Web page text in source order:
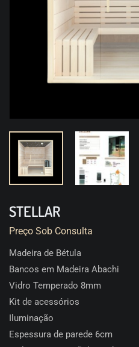
STELLAR
Preço Sob Consulta
Madeira de Bétula
Bancos em Madeira Abachi
Vidro Temperado 8mm
Kit de acessórios
Iluminação
Espessura de parede 6cm